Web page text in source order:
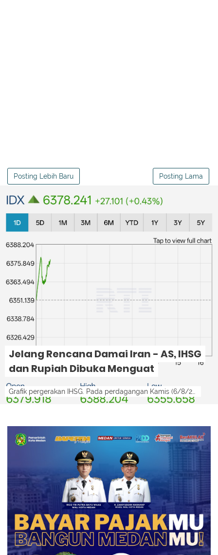
Posting Lebih Baru Posting Lama
Jelang Rencana Damai Iran - AS, IHSG
dan Rupiah Dibuka Menguat
Grafik pergerakan IHSG. Pada perdagangan Kamis (6/8/2026), IHSG dibuka di zona hijau.lensamedan-ist LensaMedan - Kabar positif dari Selat H...